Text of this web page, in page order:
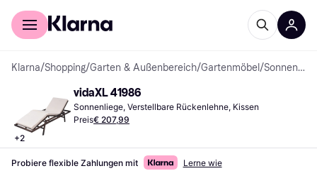
Für Shopper
Klarna/Shopping/Garten & Außenbereich/Gartenmöbel / Sonnenliegen
+2
vidaXL 41986
Sonnenliege, Verstellbare Rückenlehne, Kissen
Preis€ 207,99
Probiere flexible Zahlungen mit Lerne wie